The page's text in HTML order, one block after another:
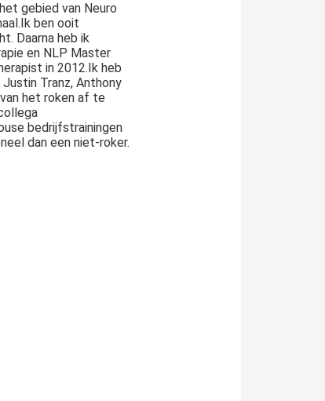
gebied van Neuro
ben ooit
Daarna heb ik
en NLP Master
in 2012.Ik heb
Tranz, Anthony
het roken af te
bedrijfstrainingen
dan een niet-roker.